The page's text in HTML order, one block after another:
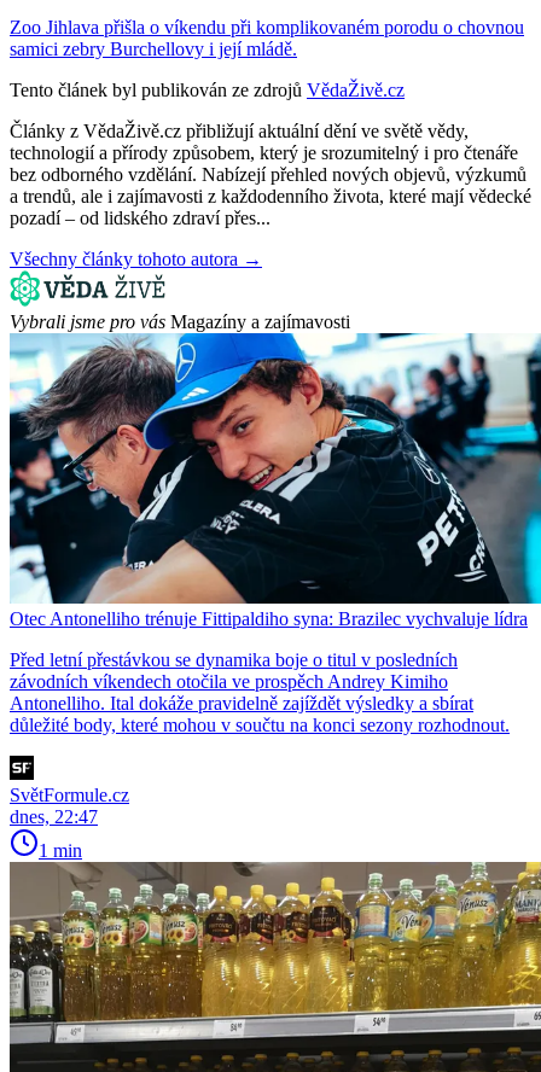
Zoo Jihlava přišla o víkendu při komplikovaném porodu o chovnou
samici zebry Burchellovy i její mládě.
Tento článek byl publikován ze zdrojů VědaŽivě.cz
Články z VědaŽivě.cz přibližují aktuální dění ve světě vědy,
technologií a přírody způsobem, který je srozumitelný i pro čtenáře
bez odborného vzdělání. Nabízejí přehled nových objevů, výzkumů
a trendů, ale i zajímavosti z každodenního života, které mají vědecké
pozadí – od lidského zdraví přes...
Všechny články tohoto autora →
Vybrali jsme pro vás Magazíny a zajímavosti
Otec Antonelliho trénuje Fittipaldiho syna: Brazilec vychvaluje lídra
Před letní přestávkou se dynamika boje o titul v posledních
závodních víkendech otočila ve prospěch Andrey Kimiho
Antonelliho. Ital dokáže pravidelně zajíždět výsledky a sbírat
důležité body, které mohou v součtu na konci sezony rozhodnout.
SvětFormule.cz
dnes, 22:47
1 min